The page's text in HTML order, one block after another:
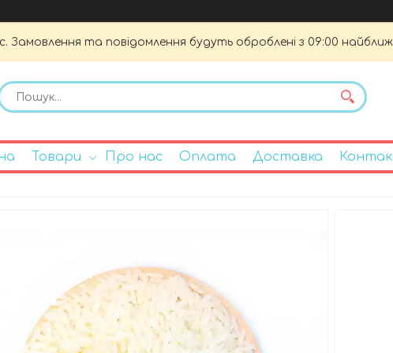
Замовлення та повідомлення будуть оброблені з 09:00
Товари Про нас Оплата Доставка